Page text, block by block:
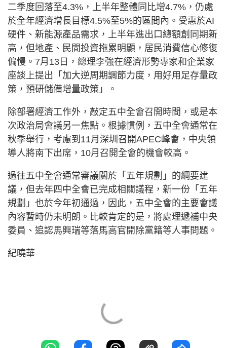
二季度回落至4.3%，上半年整體同比增4.7%，仍處
於全年經濟增長目標4.5%至5%的區間內。受惠於AI
硬件、新能源產品需求，上半年進出口總額創同期新
高，但地產、民間投資拖累明顯，居民消費信心修復
偏慢。7月13日，總理李強在經濟形勢專家和企業家
座談上提出「加大逆周期調節力度，用好用足存量政
策，預研儲備增量政策」。
除部署經濟工作外，敲定五中全會召開時間，或是本
次政治局會議另一焦點。根據慣例，五中全會通常在
秋季舉行，考慮到11月深圳召開APEC峰會，中央領
導人將南下出席，10月召開全會的機會較高。
過往五中全會通常審議關於「五年規劃」的綱要建
議，但去年四中全會已完成相關議程，新一份「五年
規劃」也於今年初通過，因此，五中全會的主要會議
內容暫時仍未明朗。比較肯定的是，將處理遞補中央
委員、追認馬興瑞等落馬高官開除黨籍等人事問題。
紀曉華